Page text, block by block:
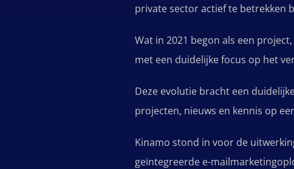
private sector actief te betrekken
Wat in 2021 begon als een
met een duidelijke focus op het
Deze evolutie bracht een
projecten, nieuws en kennis op
Kinamo stond in voor de
geïntegreerde e-